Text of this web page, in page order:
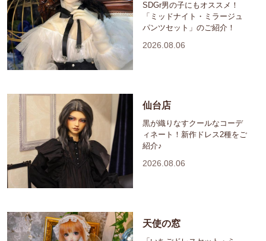
SDGr男の子にもオススメ！
「ミッドナイト・ミラージュ
パンツセット」のご紹介！
2026.08.06
仙台店
黒が織りなすクールなコーデ
ィネート！新作ドレス2種をご
紹介♪
2026.08.06
天使の窓